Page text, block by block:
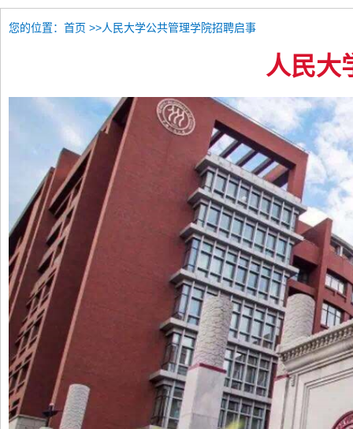
您的位置： 首页 >>人民大学公共管理学院招聘启事
人民大